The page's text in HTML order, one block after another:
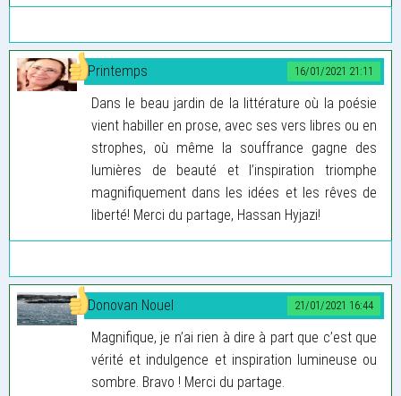
16/01/2021 21:11
Printemps
Dans le beau jardin de la littérature où la poésie
vient habiller en prose, avec ses vers libres ou en
strophes, où même la souffrance gagne des
lumières de beauté et l’inspiration triomphe
magnifiquement dans les idées et les rêves de
liberté! Merci du partage, Hassan Hyjazi!
21/01/2021 16:44
Donovan Nouel
Magnifique, je n’ai rien à dire à part que c’est que
vérité et indulgence et inspiration lumineuse ou
sombre. Bravo ! Merci du partage.